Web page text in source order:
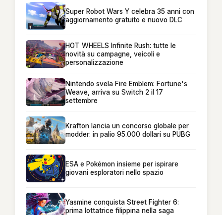
Super Robot Wars Y celebra 35 anni con
aggiornamento gratuito e nuovo DLC
HOT WHEELS Infinite Rush: tutte le
novità su campagne, veicoli e
personalizzazione
Nintendo svela Fire Emblem: Fortune's
Weave, arriva su Switch 2 il 17
settembre
Krafton lancia un concorso globale per
modder: in palio 95.000 dollari su PUBG
ESA e Pokémon insieme per ispirare
giovani esploratori nello spazio
Yasmine conquista Street Fighter 6:
prima lottatrice filippina nella saga